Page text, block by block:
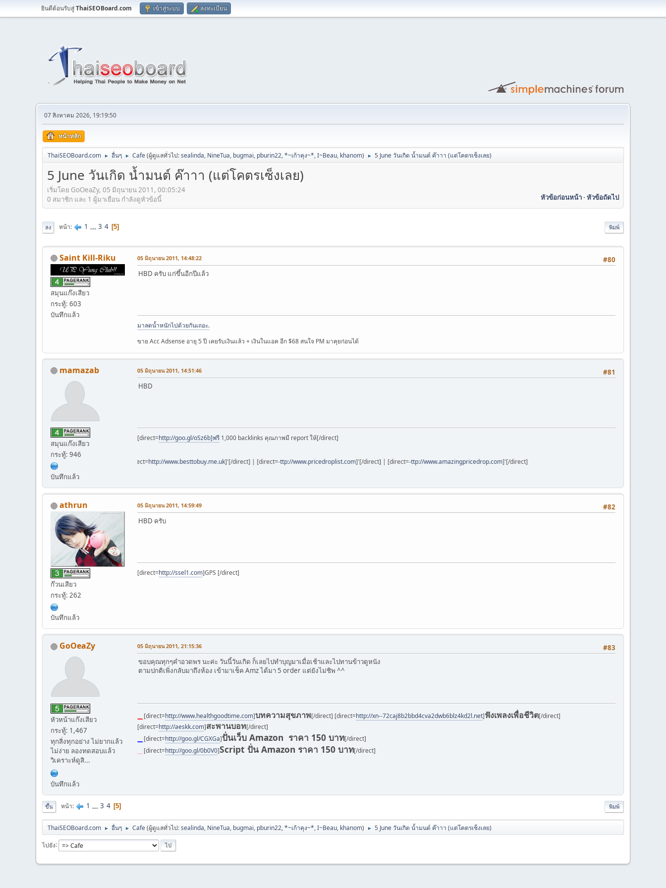
ยินดีต้อนรับสู่ThaiSEOBoard.com เข้าสู่ระบบ ลงทะเบียน
07 สิงหาคม 2026, 19:19:50
หน้าหลัก
ThaiSEOBoard.com ► อื่นๆ ► Cafe(ผู้ดูแลทั่วไป:sealinda, NineTua, bugmai, pburin22,*~เก้าคุง~*,I~Beau, khanom) ► 5 June วันเกิด น้ำมนต์ ค๊าาา (แต่โคตรเซ็งเลย)
5 June วันเกิด น้ำมนต์ ค๊าาา (แต่โคตรเซ็งเลย)
เริ่มโดย GoOeaZy, 05 มิถุนายน 2011, 00:05:24
หัวข้อก่อนหน้า-หัวข้อถัดไป
0 สมาชิก และ 1 ผู้มาเยือน กำลังดูหัวข้อนี้
พิมพ์
ลง หน้า 1 ... 3 4 5
Saint Kill-Riku
สมุนแก๊งเสียว
กระทู้: 603
บันทึกแล้ว
#80
05 มิถุนายน 2011, 14:48:22
HBD ครับ แก่ขึ้นอีกปีแล้ว
มาลดน้ำหนักไปด้วยกันเถอะ.
ขาย Acc Adsense อายุ 5 ปี เคยรับเงินแล้ว + เงินในแอค อีก $68 สนใจ PM มาคุยก่อนได้
mamazab
สมุนแก๊งเสียว
กระทู้: 946
บันทึกแล้ว
#81
05 มิถุนายน 2011, 14:51:46
HBD
[direct=http://goo.gl/oSz6b]ฟรี 1,000 backlinks คุณภาพมี report ให้[/direct]
http://www.besttobuy.me.uk]'[/direct] | [direct=-ttp://www.pricedroplist.com]'[/direct] | [direct=-ttp://www.amazingpricedrop.com]'[/direct]
athrun
ก๊วนเสียว
กระทู้: 262
บันทึกแล้ว
#82
05 มิถุนายน 2011, 14:59:49
HBD ครับ
[direct=http://ssel1.com]GPS [/direct]
GoOeaZy
หัวหน้าแก๊งเสียว
กระทู้: 1,467
ทุกสิ่งทุกอย่าง ไม่ยากแล้ว
ไม่ง่าย ลองทดสอบแล้ว
วิเคราะห์ดูสิ...
บันทึกแล้ว
#83
05 มิถุนายน 2011, 21:15:36
ขอบคุณทุกๆคำอวดพร นะค่ะ วันนี้วันเกิด ก็เลยไปทำบุญมาเมื่อเช้าและไปทานข้าวดูหนัง
ตามปกติเพิ่งกลับมาถึงห้อง เข้ามาเช็ค Amz ได้มา 5 order แต่ยังไม่ชิพ ^^
[direct=http://www.healthgoodtime.com]บทความสุขภาพ[/direct] [direct=http://xn--72caj8b2bbd4cva2dwb6blz4kd2l.net]ฟังเพลงเพื่อชีวิต[/direct]
[direct=http://aeskk.com]สะพานบอท[/direct]
[direct=http://goo.gl/CGXGa]ปั่นเว็บ Amazon ราคา 150 บาท[/direct]
[direct=http://goo.gl/0b0V0]Script ปั่น Amazon ราคา 150 บาท[/direct]
พิมพ์
ขึ้น หน้า 1 ... 3 4 5
ThaiSEOBoard.com ► อื่นๆ ► Cafe(ผู้ดูแลทั่วไป:sealinda, NineTua, bugmai, pburin22,*~เก้าคุง~*,I~Beau, khanom) ► 5 June วันเกิด น้ำมนต์ ค๊าาา (แต่โคตรเซ็งเลย)
ไปยัง